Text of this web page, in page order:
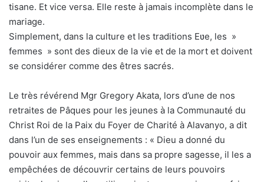
tisane. Et vice versa. Elle reste à jamais incomplète dans le
mariage.
Simplement, dans la culture et les traditions Eʋe, les »
femmes » sont des dieux de la vie et de la mort et doivent
se considérer comme des êtres sacrés.
Le très révérend Mgr Gregory Akata, lors d’une de nos
retraites de Pâques pour les jeunes à la Communauté du
Christ Roi de la Paix du Foyer de Charité à Alavanyo, a dit
dans l’un de ses enseignements : « Dieu a donné du
pouvoir aux femmes, mais dans sa propre sagesse, il les a
empêchées de découvrir certains de leurs pouvoirs